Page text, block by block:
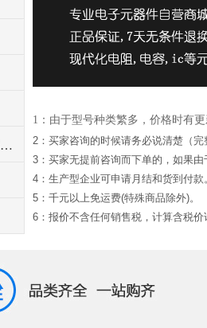
1：由于型号种类繁多，价格时有
2：买家咨询的时候请务必说清楚（
3：买家无提前咨询而下单的，如果
4：生产型企业可申请月结和货到付款
5：千元以上免运费(特殊商品除外)。
6：报价不含任何销售税，计算含税价